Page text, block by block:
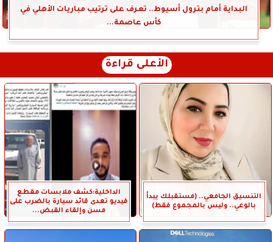
البداية أمام بترول أسيوط.. تعرف على ترتيب مباريات الأهلي في
كأس عاصمة...
الأعلى قراءة
التنسيق الجامعي.. (مستقبلك يبدأ
بالوعي.. وليس بالمجموع فقط)
الداخلية:كشف ملابسات مقطع
فيديو تعدى قائد سيارة بالضرب على
مسن وإلقاء القبض...